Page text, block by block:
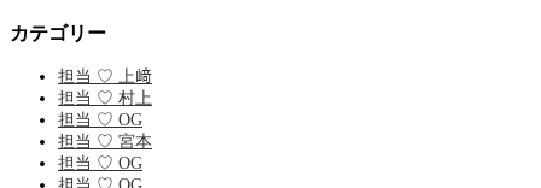
カテゴリー
担当 ♡ 上﨑
担当 ♡ 村上
担当 ♡ OG
担当 ♡ 宮本
担当 ♡ OG